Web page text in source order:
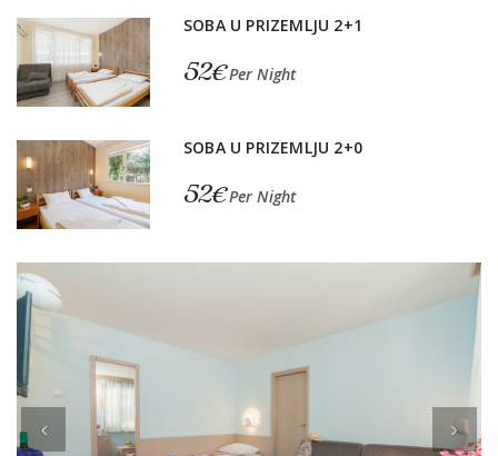
SOBA U PRIZEMLJU 2+1
52€Per Night
SOBA U PRIZEMLJU 2+0
52€Per Night
Previous Next